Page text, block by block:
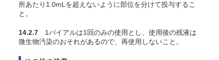
所あたり1.0mLを超えないように部位を分けて投与するこ
と。
14.2.7 1バイアルは1回のみの使用とし、使用後の残液は
微生物汚染のおそれがあるので、再使用しないこと。